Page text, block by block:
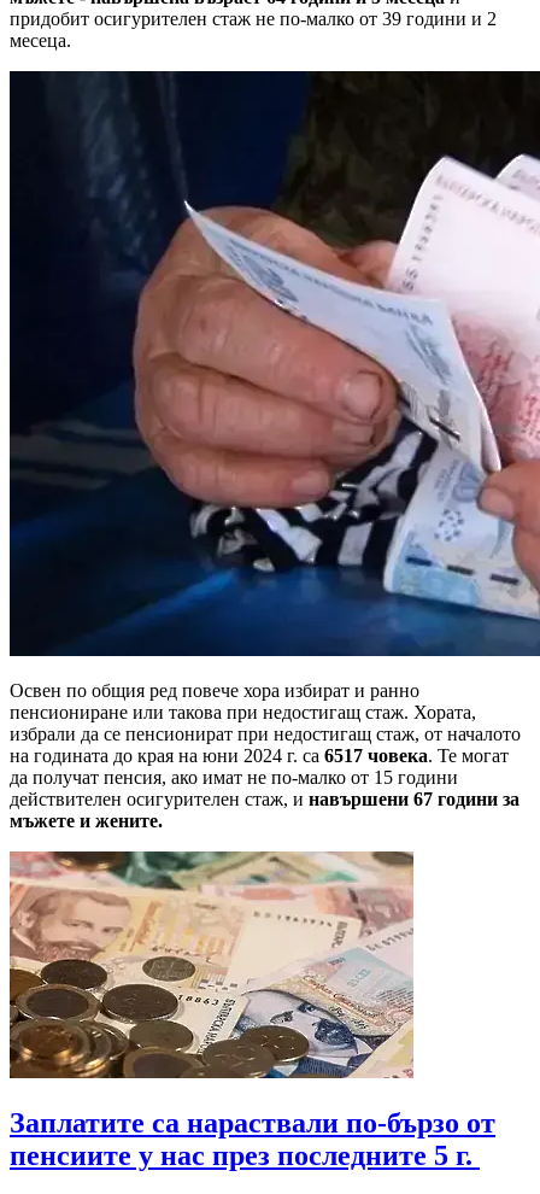
придобит осигурителен стаж не по-малко от 39 години и 2
месеца.
Освен по общия ред повече хора избират и ранно
пенсиониране или такова при недостигащ стаж. Хората,
избрали да се пенсионират при недостигащ стаж, от началото
на годината до края на юни 2024 г. са 6517 човека. Те могат
да получат пенсия, ако имат не по-малко от 15 години
действителен осигурителен стаж, и навършени 67 години за
мъжете и жените.
Заплатите са нараствали по-бързо от
пенсиите у нас през последните 5 г.